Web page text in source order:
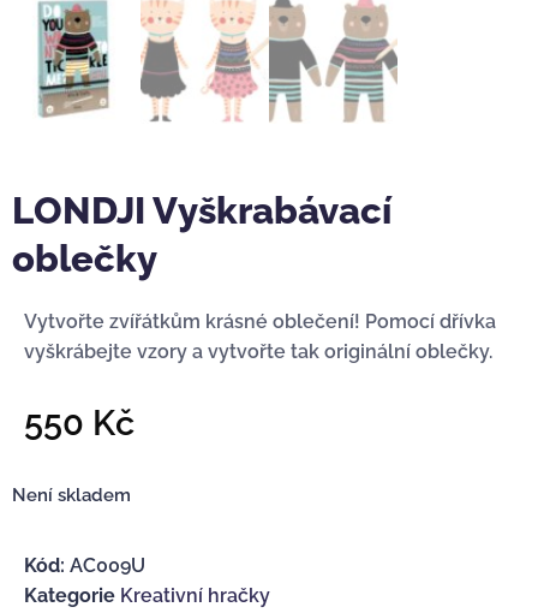
LONDJI Vyškrabávací
oblečky
Vytvořte zvířátkům krásné oblečení! Pomocí dřívka
vyškrábejte vzory a vytvořte tak originální oblečky.
550 Kč
Není skladem
Kód: AC009U
Kategorie Kreativní hračky